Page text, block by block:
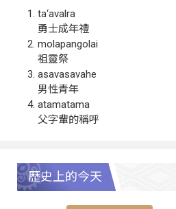
ta‘avalra
勇士成年禮
molapangolai
祖靈祭
asavasavahe
男性青年
atamatama
父字輩的稱呼
歷史上的今天